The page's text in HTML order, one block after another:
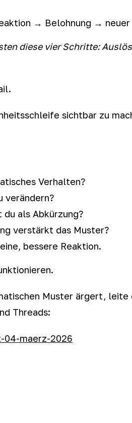
→ Belohnung → neuer
diese vier Schritte:
sichtbar zu
Verhalten?
verändern?
als Abkürzung?
verstärkt das Muster?
bessere Reaktion.
Muster ärgert, leite
Threads:
maerz-2026